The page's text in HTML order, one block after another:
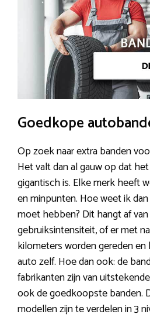
Goedkope
Op zoek naar extra banden
Het valt dan al gauw op dat
gigantisch is. Elke merk heeft
en minpunten. Hoe weet ik
moet hebben? Dit hangt af
gebruiksintensiteit, of er met
kilometers worden gereden
auto zelf. Hoe dan ook: de
fabrikanten zijn van
ook de goedkoopste banden.
modellen zijn te verdelen in 3